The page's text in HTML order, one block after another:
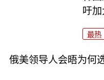
吁
最热
俄美领导人会晤为何